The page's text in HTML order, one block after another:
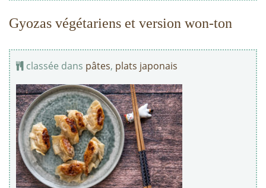
Gyozas végétariens et version won-ton
classée dans pâtes, plats japonais